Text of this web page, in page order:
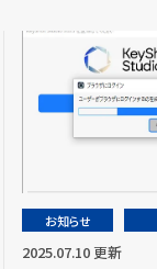
お知らせ
2025.07.10 更新